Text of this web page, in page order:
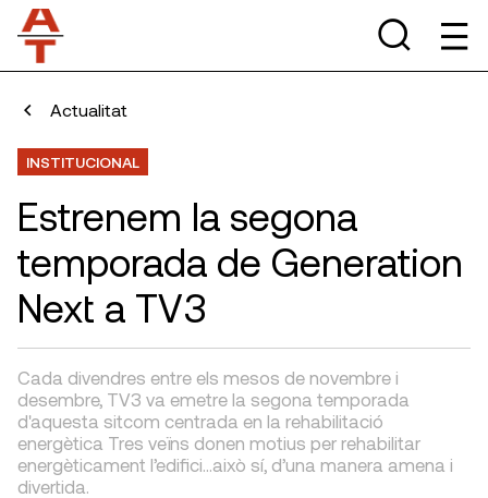
Actualitat
INSTITUCIONAL
Estrenem la segona
temporada de Generation
Next a TV3
Cada divendres entre els mesos de novembre i
desembre, TV3 va emetre la segona temporada
d'aquesta sitcom centrada en la rehabilitació
energètica Tres veïns donen motius per rehabilitar
energèticament l’edifici...això sí, d’una manera amena i
divertida.